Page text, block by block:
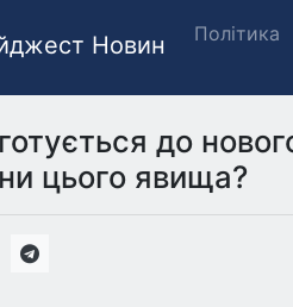
Новин Політика
до
цього явища?